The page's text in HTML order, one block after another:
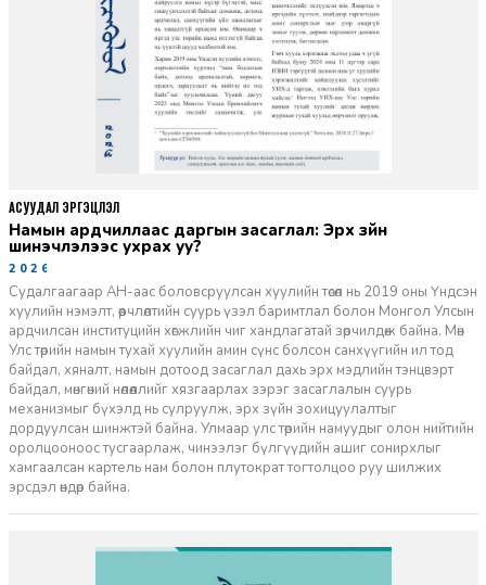
Намын ардчиллаас даргын засаглал: Эрх зүйн
шинэчлэлээс ухрах уу?
2026-07-08
Судалгаагаар АН-аас боловсруулсан хуулийн төсөл нь 2019 оны Үндсэн
хуулийн нэмэлт, өөрчлөлтийн суурь үзэл баримтлал болон Монгол Улсын
ардчилсан институцийн хөгжлийн чиг хандлагатай зөрчилдөж байна. Мөн
Улс төрийн намын тухай хуулийн амин сүнс болсон санхүүгийн ил тод
байдал, хяналт, намын дотоод засаглал дахь эрх мэдлийн тэнцвэрт
байдал, мөнгөний нөлөөллийг хязгаарлах зэрэг засаглалын суурь
механизмыг бүхэлд нь сулруулж, эрх зүйн зохицуулалтыг
дордуулсан шинжтэй байна. Улмаар улс төрийн намуудыг олон нийтийн
оролцооноос тусгаарлаж, чинээлэг бүлгүүдийн ашиг сонирхлыг
хамгаалсан картель нам болон плутократ тогтолцоо руу шилжих
эрсдэл өндөр байна.
АСУУДАЛ ЭРГЭЦҮҮЛЭЛ